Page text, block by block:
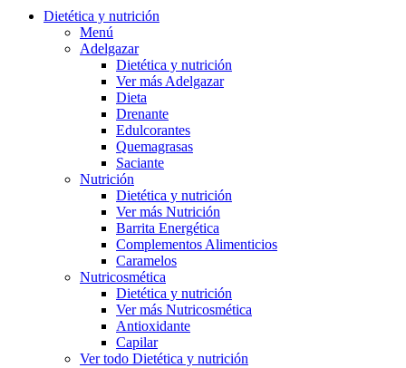
Dietética y nutrición
Menú
Adelgazar
Dietética y nutrición
Ver más Adelgazar
Dieta
Drenante
Edulcorantes
Quemagrasas
Saciante
Nutrición
Dietética y nutrición
Ver más Nutrición
Barrita Energética
Complementos Alimenticios
Caramelos
Nutricosmética
Dietética y nutrición
Ver más Nutricosmética
Antioxidante
Capilar
Ver todo Dietética y nutrición